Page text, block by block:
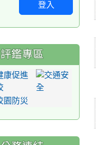
登入
評鑑專區